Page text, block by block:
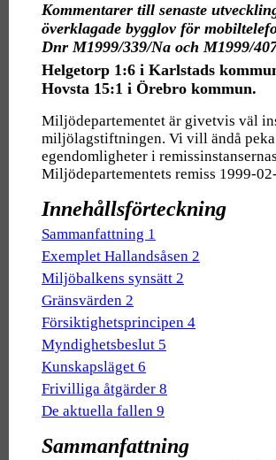
Kommentarer till senaste
överklagade bygglov för
Dnr M1999/339/Na och M1999/
Helgetorp 1:6 i Karlstads
Hovsta 15:1 i Örebro kommun.
Miljödepartementet är givetvis väl
miljölagstiftningen. Vi vill ändå peka
egendomligheter i
Miljödepartementets remiss 1999-
Innehållsförteckning
Sammanfattning 1
Exemplet Hallandsåsen 2
Miljöbalkens synsätt 2
Gränsvärden 2
Försiktighetsprincipen 4
Myndighetsbeslut 5
Kunskapsläget 6
Frivilliga åtgärder 8
De aktuella fallen 9
Sammanfattning